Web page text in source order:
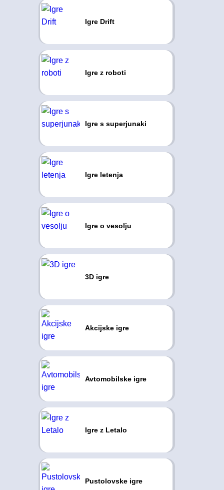
Igre Drift
Igre z roboti
Igre s superjunaki
Igre letenja
Igre o vesolju
3D igre
Akcijske igre
Avtomobilske igre
Igre z Letalo
Pustolovske igre